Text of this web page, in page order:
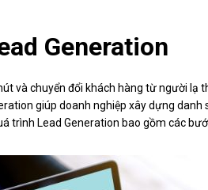
Generation
và chuyển đổi khách hàng từ người lạ
giúp doanh nghiệp xây dựng
trình Lead Generation bao gồm các